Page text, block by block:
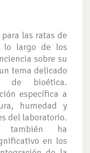
las ratas de
lo largo de los
sobre su
tema delicado
de bioética.
específica a
humedad y
del laboratorio.
ha
en los